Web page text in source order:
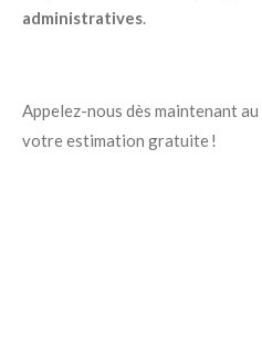
administratives.
Appelez-nous dès maintenant au
votre estimation gratuite !